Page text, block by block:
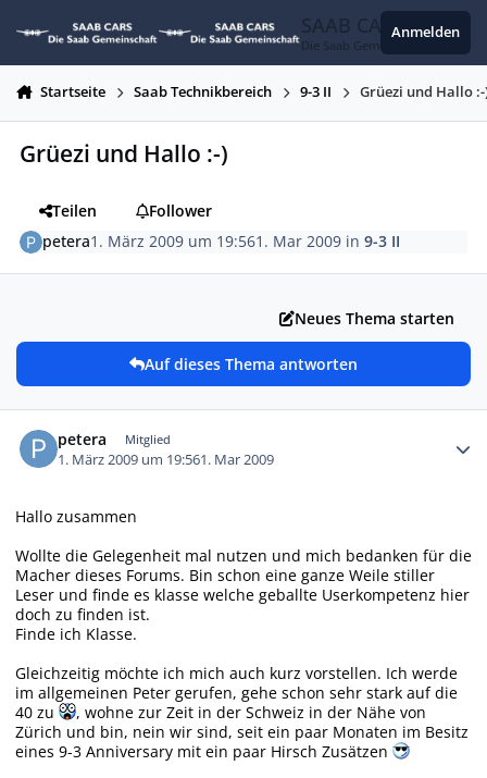
SAAB CARS
Die Saab Gemeinschaft
Anmelden
Startseite Saab Technikbereich 9-3 II Grüezi und Hallo
Grüezi und Hallo :-)
Teilen
Follower
petera1. März 2009 um 19:561. Mar 2009 in9-3 II
Neues Thema starten
Auf dieses Thema antworten
petera Mitglied
1. März 2009 um 19:561. Mar 2009
Hallo zusammen
Wollte die Gelegenheit mal nutzen und mich bedanken für die
Macher dieses Forums. Bin schon eine ganze Weile stiller
Leser und finde es klasse welche geballte Userkompetenz hier
doch zu finden ist.
Finde ich Klasse.
Gleichzeitig möchte ich mich auch kurz vorstellen. Ich werde
im allgemeinen Peter gerufen, gehe schon sehr stark auf die
40 zu
, wohne zur Zeit in der Schweiz in der Nähe von
Zürich und bin, nein wir sind, seit ein paar Monaten im Besitz
eines 9-3 Anniversary mit ein paar Hirsch Zusätzen